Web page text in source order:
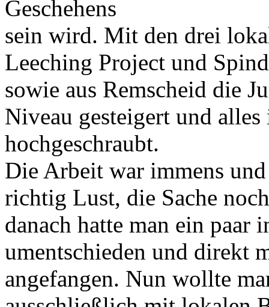
Geschehens
sein wird. Mit den drei
Leeching Project und
sowie aus Remscheid die
Niveau gesteigert und
hochgeschraubt.
Die Arbeit war immens
richtig Lust, die Sache
danach hatte man ein paar
umentschieden und direkt
angefangen. Nun wollte